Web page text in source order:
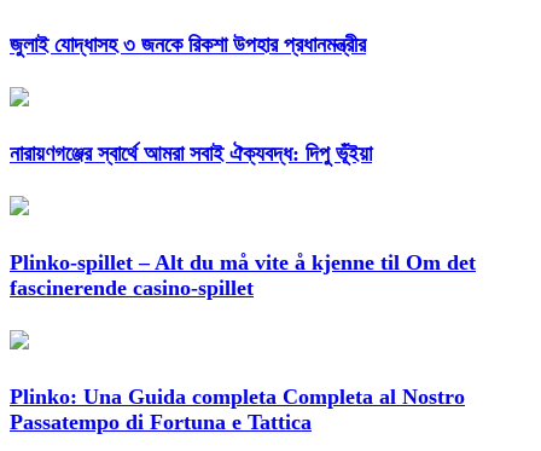
জুলাই যোদ্ধাসহ ৩ জনকে রিকশা উপহার প্রধানমন্ত্রীর
নারায়ণগঞ্জের স্বার্থে আমরা সবাই ঐক্যবদ্ধ: দিপু ভূঁইয়া
Plinko-spillet – Alt du må vite å kjenne til Om det
fascinerende casino-spillet
Plinko: Una Guida completa Completa al Nostro
Passatempo di Fortuna e Tattica